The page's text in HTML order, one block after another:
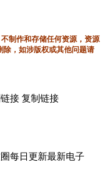
制作和存储任何资源，资源
除，如涉版权或其他问题请
接 复制链接
每日更新最新电子